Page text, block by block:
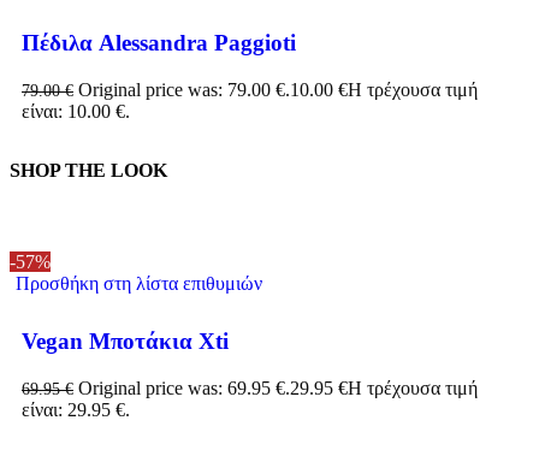
Πέδιλα Alessandra Paggioti
79.00€ Original price was: 79.00 €.10.00 €Η τρέχουσα τιμή
είναι: 10.00 €.
SHOP THE LOOK
-57%
Προσθήκη στη λίστα επιθυμιών
Vegan Μποτάκια Xti
69.95€ Original price was: 69.95 €.29.95 €Η τρέχουσα τιμή
είναι: 29.95 €.